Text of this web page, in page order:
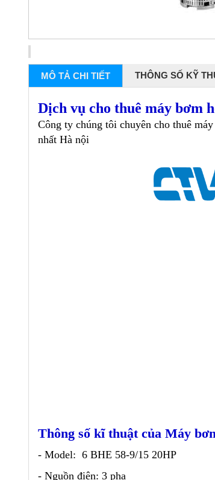
MÔ TẢ CHI TIẾT THÔNG SỐ KỸ
Dịch vụ cho thuê máy bơm
Công ty chúng tôi chuyên cho thuê
nhất Hà nội
Thông số kĩ thuật của Máy
- Model: 6 BHE 58-9/15 20HP
- Nguồn điện: 3 pha